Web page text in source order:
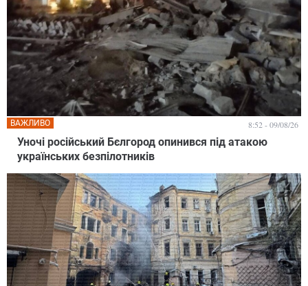
Уночі російський Бєлгород опинився під атакою
українських безпілотників
ВАЖЛИВО 8:52 - 09/08/26